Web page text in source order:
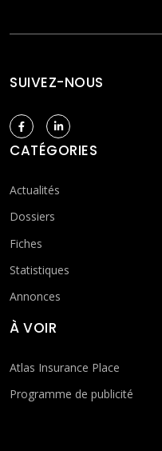
SUIVEZ-NOUS
CATÉGORIES
Actualités
Dossiers
Fiches
Statistiques
Annonces
À VOIR
Atlas Insurance Place
Programme de publicité